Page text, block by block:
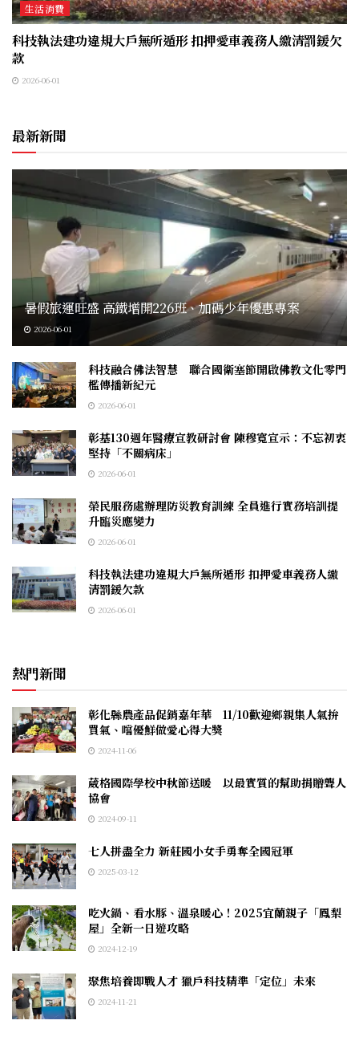
生活消費
科技執法建功違規大戶無所遁形 扣押愛車義務人繳清罰鍰欠
款
2026-06-01
最新新聞
暑假旅運旺盛 高鐵增開226班、加碼少年優惠專案
2026-06-01
科技融合佛法智慧 聯合國衛塞節開啟佛教文化零門
檻傳播新紀元
2026-06-01
彰基130週年醫療宣教研討會 陳穆寬宣示：不忘初衷
堅持「不關病床」
2026-06-01
榮民服務處辦理防災教育訓練 全員進行實務培訓提
升臨災應變力
2026-06-01
科技執法建功違規大戶無所遁形 扣押愛車義務人繳
清罰鍰欠款
2026-06-01
熱門新聞
彰化縣農產品促銷嘉年華 11/10歡迎鄉親集人氣拚
買氣、嚐優鮮做愛心得大獎
2024-11-06
葳格國際學校中秋節送暖 以最實質的幫助捐贈聾人
協會
2024-09-11
七人拼盡全力 新莊國小女手勇奪全國冠軍
2025-03-12
吃火鍋、看水豚、溫泉暖心！2025宜蘭親子「鳳梨
屋」全新一日遊攻略
2024-12-19
聚焦培養即戰人才 獵戶科技精準「定位」未來
2024-11-21